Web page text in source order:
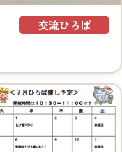
交流ひろば